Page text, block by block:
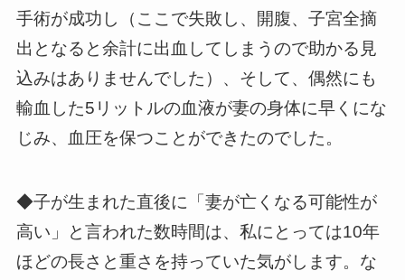
手術が成功し（ここで失敗し、開腹、子宮全摘
出となると余計に出血してしまうので助かる見
込みはありませんでした）、そして、偶然にも
輸血した5リットルの血液が妻の身体に早くにな
じみ、血圧を保つことができたのでした。
◆子が生まれた直後に「妻が亡くなる可能性が
高い」と言われた数時間は、私にとっては10年
ほどの長さと重さを持っていた気がします。な